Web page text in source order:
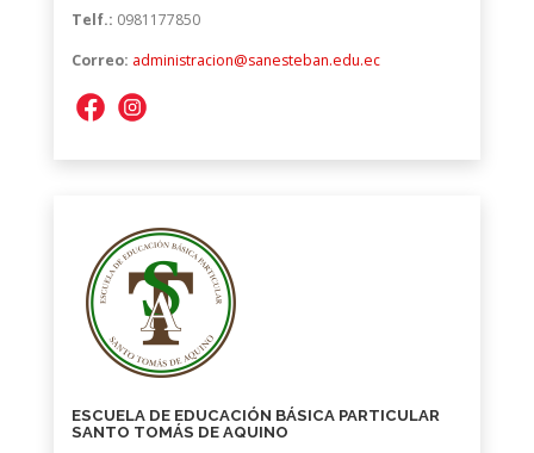
Telf.: 0981177850
Correo: administracion@sanesteban.edu.ec
ESCUELA DE EDUCACIÓN BÁSICA PARTICULAR
SANTO TOMÁS DE AQUINO